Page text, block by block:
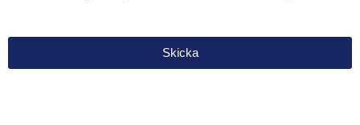
Skicka